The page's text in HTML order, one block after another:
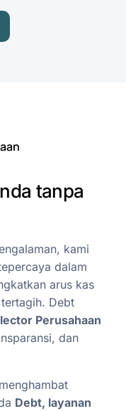
tanpa
kami
dalam
arus kas
tertagih. Debt
Perusahaan
dan
menghambat
Debt, layanan